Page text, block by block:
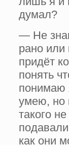
думал?
— Не
рано или
придёт
понять
понимаю
умею, но
такого
как они